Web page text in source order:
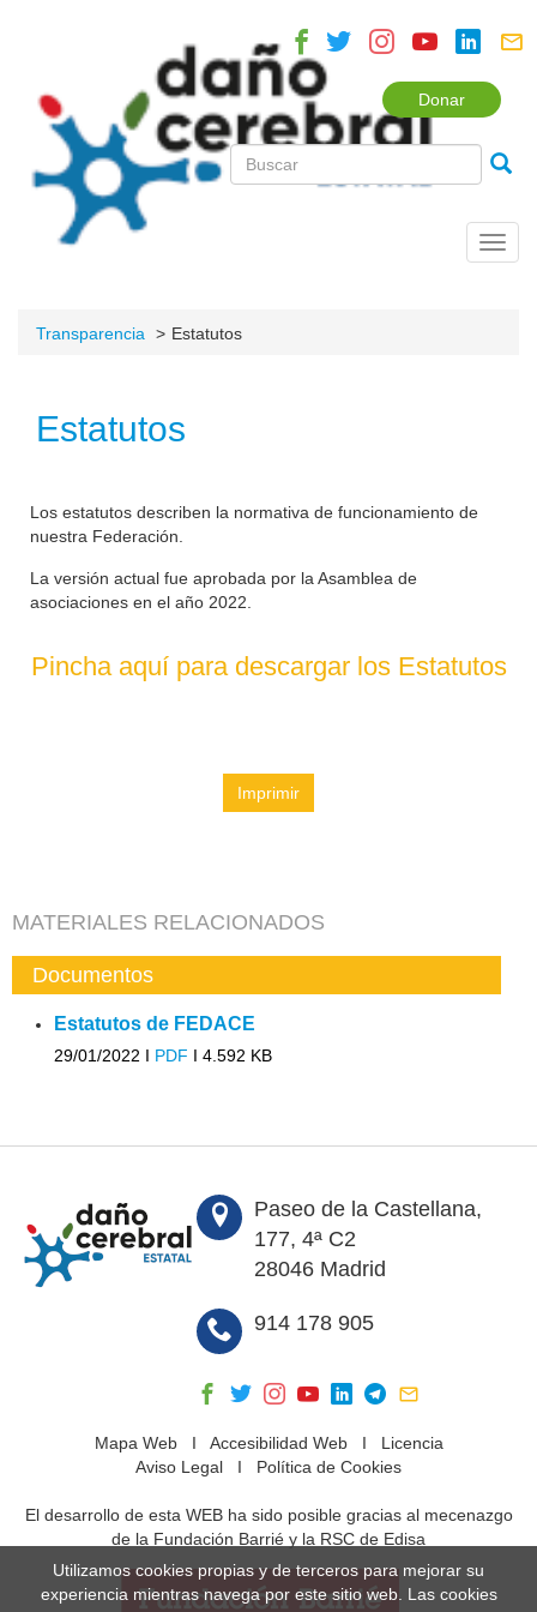
Donar
Transparencia Estatutos
Estatutos
Los estatutos describen la normativa de funcionamiento de
nuestra Federación.
La versión actual fue aprobada por la Asamblea de
asociaciones en el año 2022.
Pincha aquí para descargar los Estatutos
Imprimir
MATERIALES RELACIONADOS
Documentos
Estatutos de FEDACE
29/01/2022 I PDF I 4.592 KB
Paseo de la Castellana,
177, 4ª C2
28046 Madrid
914 178 905
Mapa WebI Accesibilidad WebI Licencia
Aviso Legal I Política de Cookies
El desarrollo de esta WEB ha sido posible gracias al mecenazgo
de la Fundación Barrié y la RSC de Edisa
Utilizamos cookies propias y de terceros para mejorar su
experiencia mientras navega por este sitio web. Las cookies